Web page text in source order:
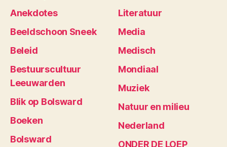
Anekdotes
Beeldschoon Sneek
Beleid
Bestuurscultuur
Leeuwarden
Blik op Bolsward
Boeken
Bolsward
Literatuur
Media
Medisch
Mondiaal
Muziek
Natuur en milieu
Nederland
ONDER DE LOEP